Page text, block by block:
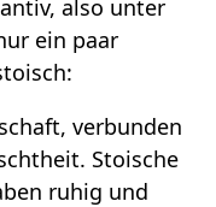
also unter
ein paar
verbunden
Stoische
ruhig und